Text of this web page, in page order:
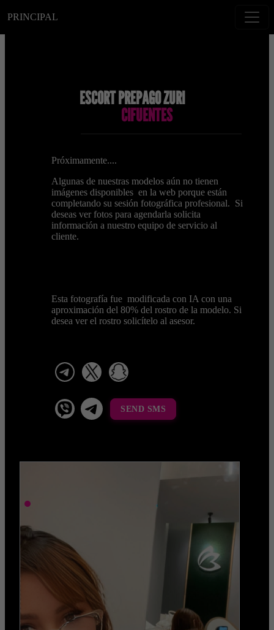
PRINCIPAL
ESCORT PREPAGO ZURI
CIFUENTES
Próximamente....
Algunas de nuestras modelos aún no tienen
imágenes disponibles en la web porque están
completando su sesión fotográfica profesional. Si
deseas ver fotos para agendarla solicita
información a nuestro equipo de servicio al
cliente.
Esta fotografía fue modificada con IA con una
aproximación del 80% del rostro de la modelo. Si
desea ver el rostro solicítelo al asesor.
telegram
viber Telegram La Celestina
SEND SMS